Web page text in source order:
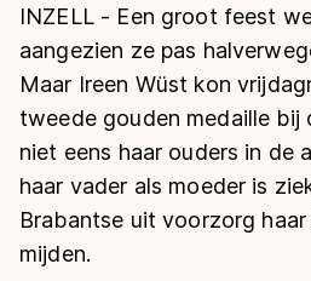
Langebaan
Shorttrack
Inlineskaten
Kunstschaatsen
Schoonrijden
Natuurijs
Uitslagen
Langebaan
Shorttrack
Marathon
Inlineskaten
Kunstschaatsen
Tijden & historie
Ranglijsten Langebaan
Persoonlijke records & tijden
Historie & statistiek
De weg op
Inschrijven wedstrijden
Schaatsfans
INZELL - Een groot feest
aangezien ze pas
Maar Ireen Wüst kon
tweede gouden medaille bij
niet eens haar ouders in de
haar vader als moeder is
Brabantse uit voorzorg
mijden.